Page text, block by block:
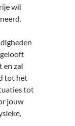
wil
en zal
tot het
tot
jouw